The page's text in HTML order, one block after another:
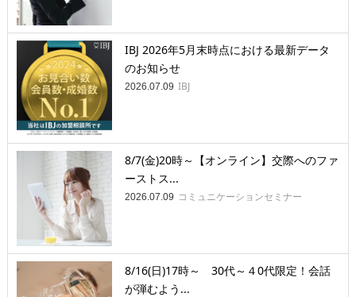
IBJ 2026年5月末時点における最新データ
のお知らせ
2026.07.09 IBJ
8/7(金)20時～【オンライン】交際へのファ
ーストス...
2026.07.09 コミュニケーションセミナー
8/16(日)17時～ 30代～４0代限定！会話
が弾むよう...